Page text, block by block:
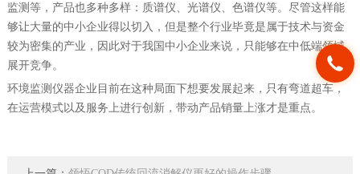
监测等，产品也多种多样：质谱仪、光谱仪、色谱仪等。尽管这样能
够让大量的中小企业得以切入，但是整个行业毕竟是属于技术与资金
较为密集的产业，因此对于我国中小企业来说，只能够在中低端领域
展开竞争。
环境监测仪器企业目前在这种局面下想要发展起来，只有弯道超车，
在运营模式以及服务上进行创新，带动产品销量上涨才是重点。